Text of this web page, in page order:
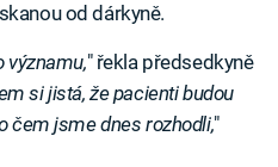
od dárkyně.
významu," řekla předsedkyně
si jistá, že pacienti budou
čem jsme dnes rozhodli,"